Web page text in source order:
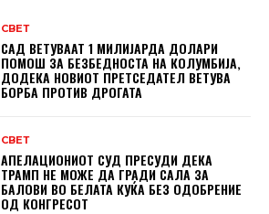
СВЕТ
САД ВЕТУВААТ 1 МИЛИЈАРДА ДОЛАРИ
ПОМОШ ЗА БЕЗБЕДНОСТА НА КОЛУМБИЈА,
ДОДЕКА НОВИОТ ПРЕТСЕДАТЕЛ ВЕТУВА
БОРБА ПРОТИВ ДРОГАТА
СВЕТ
АПЕЛАЦИОНИОТ СУД ПРЕСУДИ ДЕКА
ТРАМП НЕ МОЖЕ ДА ГРАДИ САЛА ЗА
БАЛОВИ ВО БЕЛАТА КУЌА БЕЗ ОДОБРЕНИЕ
ОД КОНГРЕСОТ